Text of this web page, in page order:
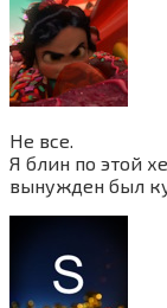
Не все.
Я блин по этой
вынужден был